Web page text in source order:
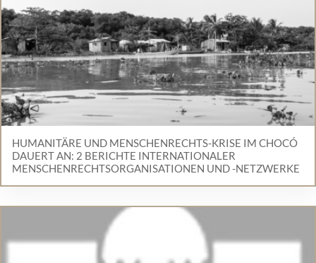
HUMANITÄRE UND MENSCHENRECHTS-KRISE IM CHOCÓ
DAUERT AN: 2 BERICHTE INTERNATIONALER
MENSCHENRECHTSORGANISATIONEN UND -NETZWERKE